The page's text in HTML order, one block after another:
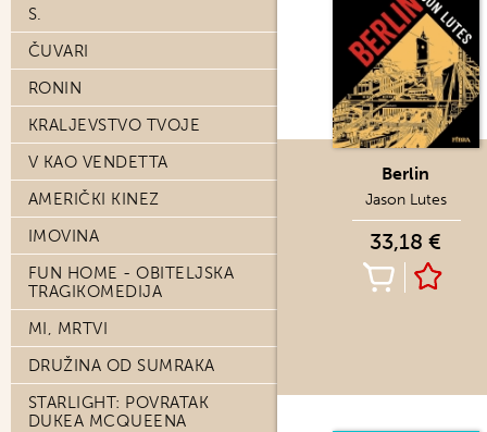
S.
ČUVARI
RONIN
KRALJEVSTVO TVOJE
V KAO VENDETTA
AMERIČKI KINEZ
IMOVINA
FUN HOME - OBITELJSKA
TRAGIKOMEDIJA
MI, MRTVI
DRUŽINA OD SUMRAKA
STARLIGHT: POVRATAK
DUKEA MCQUEENA
Berlin
Jason Lutes
33,18 €